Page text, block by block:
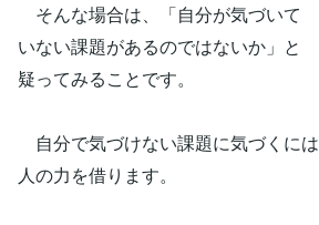
そんな場合は、「自分が気づいて
いない課題があるのではないか」と
疑ってみることです。
自分で気づけない課題に気づくには
人の力を借ります。